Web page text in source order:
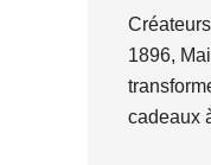
1896,
cadeaux